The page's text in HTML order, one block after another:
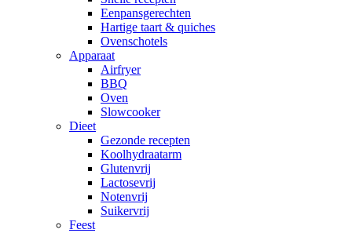
Eenpansgerechten
Hartige taart & quiches
Ovenschotels
Apparaat
Airfryer
BBQ
Oven
Slowcooker
Dieet
Gezonde recepten
Koolhydraatarm
Glutenvrij
Lactosevrij
Notenvrij
Suikervrij
Feest